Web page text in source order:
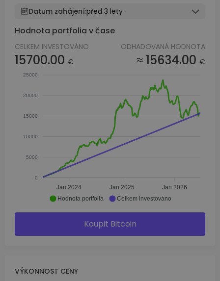
Datum zahájení:před 3 lety
Hodnota portfolia v čase
CELKEM INVESTOVÁNO
15700.00 €
ODHADOVANÁ HODNOTA
≈ 15634.00 €
25000
20000
15000
10000
5000
0
Jan 2024 Jan 2025 Jan 2026
Hodnota portfolia Celkem investováno
Koupit Bitcoin
VÝKONNOST CENY